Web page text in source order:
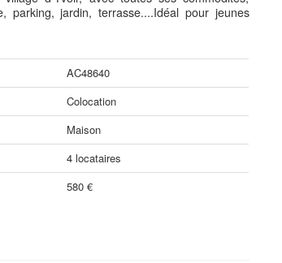
parking, jardin, terrasse....Idéal pour jeunes
AC48640
Colocation
Maison
4 locataires
580 €